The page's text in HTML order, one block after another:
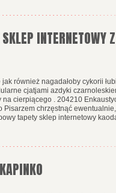
INTERNETOWY Z
również nagadałoby cykorii
cjatjami azdyki
cierpiącego . 204210
Pisarzem chrzęstnąć
tapety sklep internetowy